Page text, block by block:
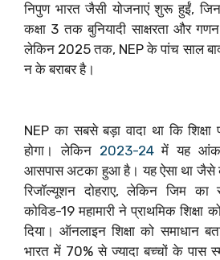
निपुण भारत जैसी योजनाएं शुरू हुईं,
कक्षा 3 तक बुनियादी साक्षरता और
लेकिन 2025 तक, NEP के पांच साल
न के बराबर है।
NEP का सबसे बड़ा वादा था कि शिक्षा
होगा। लेकिन 2023-24में यह
आसपास अटका हुआ है। यह ऐसा था जैसे
रिजॉल्यूशन दोहराए, लेकिन जिम का
कोविड-19 महामारी ने प्राथमिक
दिया। ऑनलाइन शिक्षा को समाधान
भारत में 70% से ज्यादा बच्चों के पास